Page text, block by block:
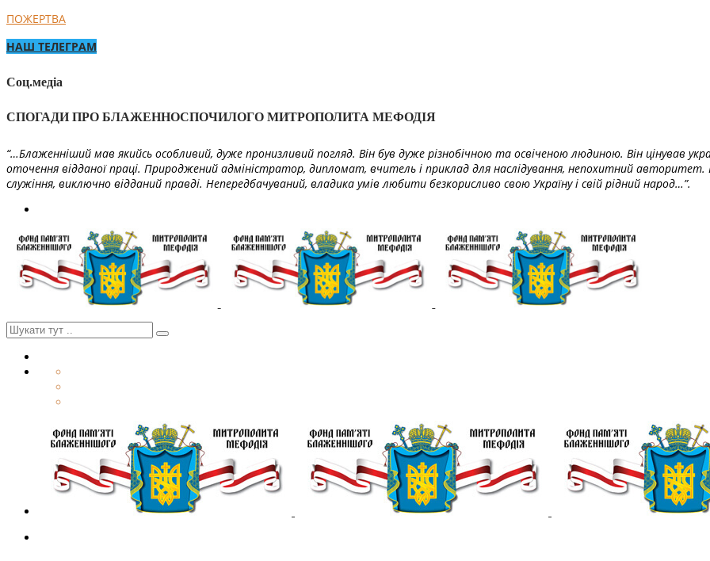
ПОЖЕРТВА
НАШ ТЕЛЕГРАМ
Соц.медіа
СПОГАДИ ПРО БЛАЖЕННОСПОЧИЛОГО МИТРОПОЛИТА МЕФОДІЯ
“…Блаженніший мав якийсь особливий, дуже пронизливий погляд. Він був дуже різнобічною та освіченою людиною. Він цінував
оточення відданої праці. Природжений адміністратор, дипломат, вчитель і приклад для наслідування, непохитний
служіння, виключно відданий правді. Непередбачуваний, владика умів любити безкорисливо свою Україну і свій рідний народ…”.